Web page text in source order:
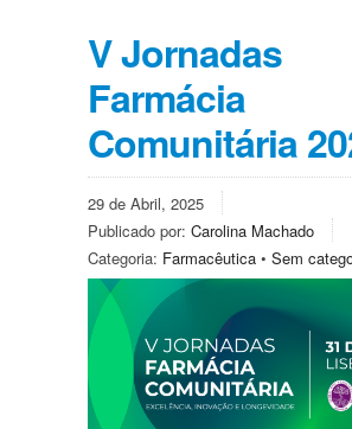
V Jornadas
Farmácia
Comunitária
29 de Abril, 2025
Publicado por: Carolina Machado
Categoria: Farmacêutica • Sem